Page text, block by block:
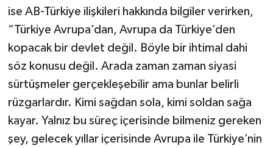
ise AB-Türkiye ilişkileri hakkında bilgiler verirken,
“Türkiye Avrupa’dan, Avrupa da Türkiye’den
kopacak bir devlet değil. Böyle bir ihtimal dahi
söz konusu değil. Arada zaman zaman siyasi
sürtüşmeler gerçekleşebilir ama bunlar belirli
rüzgarlardır. Kimi sağdan sola, kimi soldan sağa
kayar. Yalnız bu süreç içerisinde bilmeniz gereken
şey, gelecek yıllar içerisinde Avrupa ile Türkiye’nin